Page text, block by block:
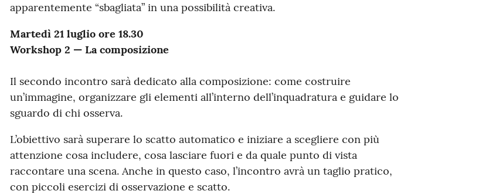
apparentemente “sbagliata” in una possibilità creativa.
Martedì 21 luglio ore 18.30
Workshop 2 — La composizione
Il secondo incontro sarà dedicato alla composizione: come costruire
un’immagine, organizzare gli elementi all’interno dell’inquadratura e guidare lo
sguardo di chi osserva.
L’obiettivo sarà superare lo scatto automatico e iniziare a scegliere con più
attenzione cosa includere, cosa lasciare fuori e da quale punto di vista
raccontare una scena. Anche in questo caso, l’incontro avrà un taglio pratico,
con piccoli esercizi di osservazione e scatto.